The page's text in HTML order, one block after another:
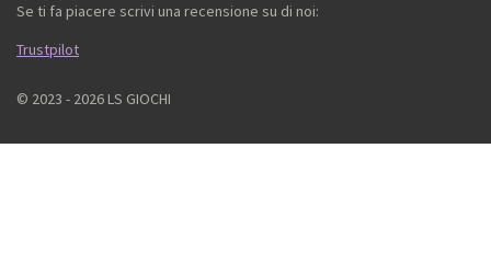
Se ti fa piacere scrivi una recensione su di noi:
Trustpilot
© 2023 - 2026 LS GIOCHI